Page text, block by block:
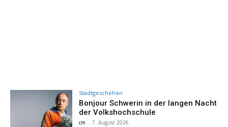
Stadtgeschehen
Bonjour Schwerin in der langen Nacht
der Volkshochschule
cm - 7. August 2026